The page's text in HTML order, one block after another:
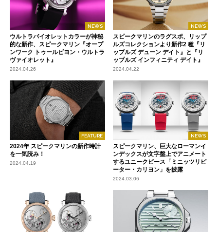
NEWS
ウルトラバイオレットカラーが神秘
的な新作、スピークマリン『オープ
ンワーク トゥールビヨン・ウルトラ
ヴァイオレット』
2024.04.26
NEWS
スピークマリンのラグスポ、リップ
ルズコレクションより新作2 種『リ
ップルズ デューン デイト』と『リ
ップルズ インフィニティ デイト』
2024.04.22
FEATURE
2024年 スピークマリンの新作時計
を一気読み！
2024.04.19
NEWS
スピークマリン、巨大なローマンイ
ンデックスが文字盤上でアニメート
するユニークピース「ミニッツリピ
ーター・カリヨン」を披露
2024.03.06